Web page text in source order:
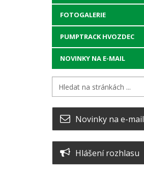
FOTOGALERIE
PUMPTRACK HVOZDEC
NOVINKY NA E-MAIL
Novinky na e-mail
Hlášení rozhlasu